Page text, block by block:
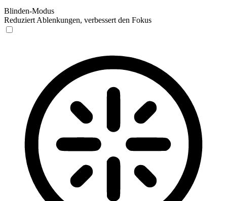
Blinden-Modus
Reduziert Ablenkungen, verbessert den Fokus